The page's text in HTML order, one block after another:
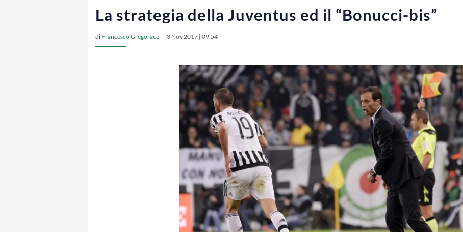
La strategia della Juventus ed il “Bonucci-bis”
di Francesco Gregorace 3 Nov 2017 | 09:54